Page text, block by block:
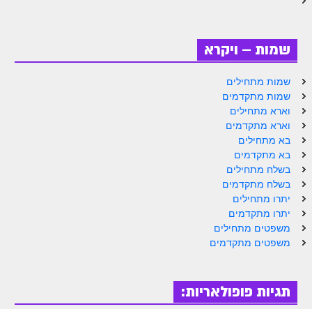
זוהר וילך מתקדמים
אודות אתר הזוהר היומי
אודות בית מדרש הסולם
ספר הזוהר
גדולי ישראל על הזוהר
תרומות
שמות – ויקרא
שמות מתחילים
שמות מתקדמים
וארא מתחילים
וארא מתקדמים
בא מתחילים
בא מתקדמים
בשלח מתחילים
בשלח מתקדמים
יתרו מתחילים
יתרו מתקדמים
משפטים מתחילים
משפטים מתקדמים
תגיות פופולאריות: